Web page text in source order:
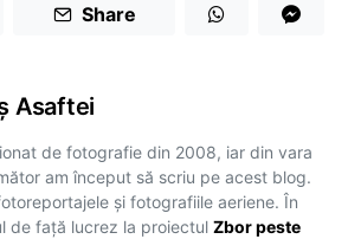
Share
Asaftei
de fotografie din 2008, iar din vara
am început să scriu pe acest blog.
și fotografiile aeriene. În
de față lucrez la proiectul Zbor peste